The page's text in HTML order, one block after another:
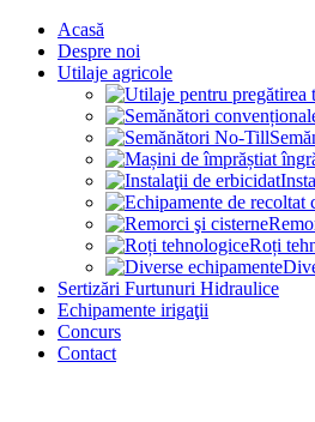
Acasă
Despre noi
Utilaje agricole
Roți
Sertizări Furtunuri Hidraulice
Echipamente irigaţii
Concurs
Contact